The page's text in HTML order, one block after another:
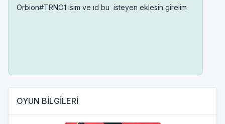
Orbion#TRNO1 isim ve ıd bu isteyen eklesin girelim
OYUN BİLGİLERİ